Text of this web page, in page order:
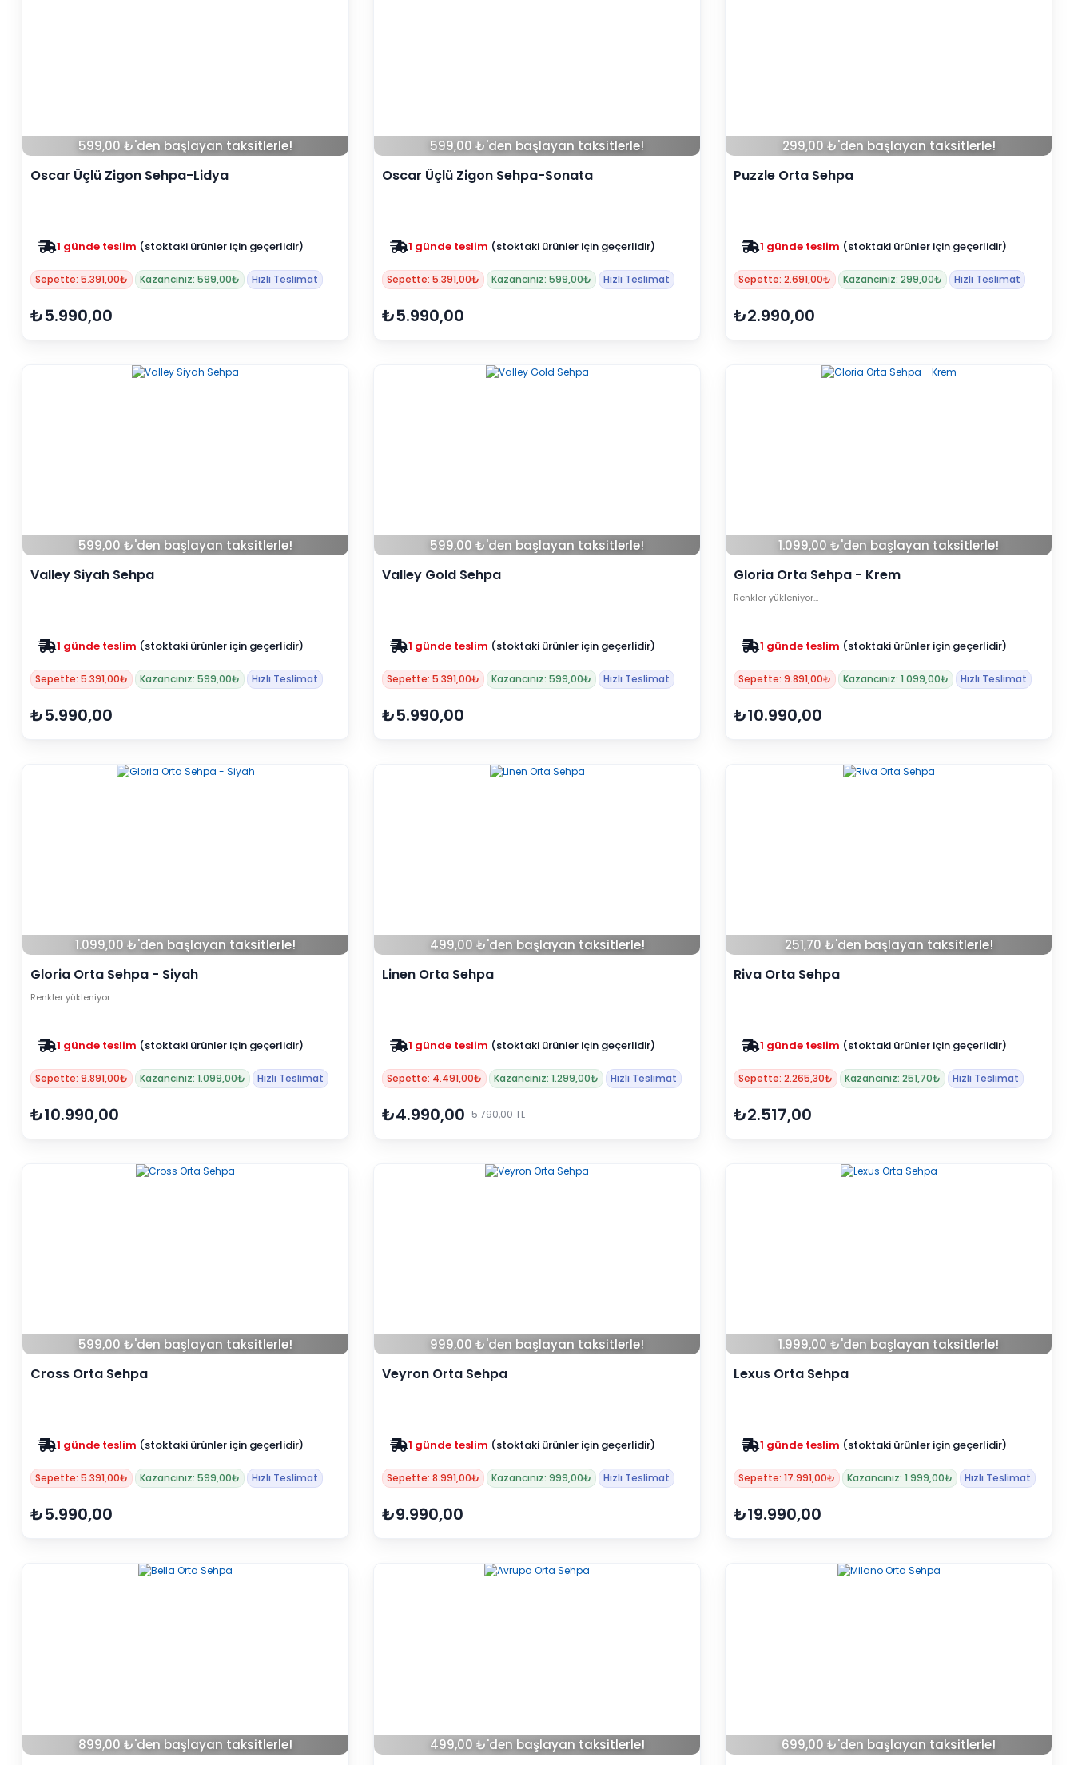
599,00 ₺'den başlayan taksitlerle!
Oscar Üçlü Zigon Sehpa-Lidya
Zam yok 2025 fiyatları devam ediyor
Sepette: 5.391,00₺ Kazancınız: 599,00₺ Hızlı Teslimat
₺5.990,00
599,00 ₺'den başlayan taksitlerle!
Oscar Üçlü Zigon Sehpa-Sonata
Zam yok 2025 fiyatları devam ediyor
Sepette: 5.391,00₺ Kazancınız: 599,00₺ Hızlı Teslimat
₺5.990,00
299,00 ₺'den başlayan taksitlerle!
Puzzle Orta Sehpa
Zam yok 2025 fiyatları devam ediyor
Sepette: 2.691,00₺ Kazancınız: 299,00₺ Hızlı Teslimat
₺2.990,00
599,00 ₺'den başlayan taksitlerle!
Valley Siyah Sehpa
Zam yok 2025 fiyatları devam ediyor
Sepette: 5.391,00₺ Kazancınız: 599,00₺ Hızlı Teslimat
₺5.990,00
599,00 ₺'den başlayan taksitlerle!
Valley Gold Sehpa
Zam yok 2025 fiyatları devam ediyor
Sepette: 5.391,00₺ Kazancınız: 599,00₺ Hızlı Teslimat
₺5.990,00
1.099,00 ₺'den başlayan taksitlerle!
Gloria Orta Sehpa - Krem
Renkler yükleniyor…
Zam yok 2025 fiyatları devam ediyor
Sepette: 9.891,00₺ Kazancınız: 1.099,00₺ Hızlı Teslimat
₺10.990,00
1.099,00 ₺'den başlayan taksitlerle!
Gloria Orta Sehpa - Siyah
Renkler yükleniyor…
Zam yok 2025 fiyatları devam ediyor
Sepette: 9.891,00₺ Kazancınız: 1.099,00₺ Hızlı Teslimat
₺10.990,00
499,00 ₺'den başlayan taksitlerle!
Linen Orta Sehpa
Zam yok 2025 fiyatları devam ediyor
Sepette: 4.491,00₺ Kazancınız: 1.299,00₺ Hızlı Teslimat
₺4.990,00 5.790,00 TL
251,70 ₺'den başlayan taksitlerle!
Riva Orta Sehpa
Zam yok 2025 fiyatları devam ediyor
Sepette: 2.265,30₺ Kazancınız: 251,70₺ Hızlı Teslimat
₺2.517,00
599,00 ₺'den başlayan taksitlerle!
Cross Orta Sehpa
Zam yok 2025 fiyatları devam ediyor
Sepette: 5.391,00₺ Kazancınız: 599,00₺ Hızlı Teslimat
₺5.990,00
999,00 ₺'den başlayan taksitlerle!
Veyron Orta Sehpa
Zam yok 2025 fiyatları devam ediyor
Sepette: 8.991,00₺ Kazancınız: 999,00₺ Hızlı Teslimat
₺9.990,00
1.999,00 ₺'den başlayan taksitlerle!
Lexus Orta Sehpa
Zam yok 2025 fiyatları devam ediyor
Sepette: 17.991,00₺ Kazancınız: 1.999,00₺ Hızlı Teslimat
₺19.990,00
899,00 ₺'den başlayan taksitlerle! 499,00 ₺'den başlayan taksitlerle! 699,00 ₺'den başlayan taksitlerle!